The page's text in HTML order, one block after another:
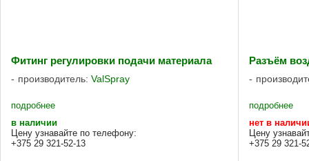
Фитинг регулировки подачи материала
производитель: ValSpray
подробнее
в наличии
Цену узнавайте по телефону:
+375 29 321-52-13
Разъём
подробнее
нет в
Цену
+375 29 321-